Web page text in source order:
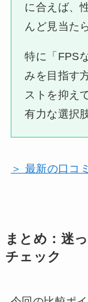
に合えば、
んど見当た
特に「FPS
みを目指す
ストを抑え
有力な選択
＞ 最新の口コ
まとめ：迷
チェック